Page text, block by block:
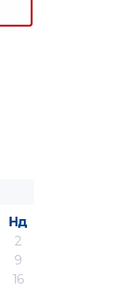
Нд
2
9
16